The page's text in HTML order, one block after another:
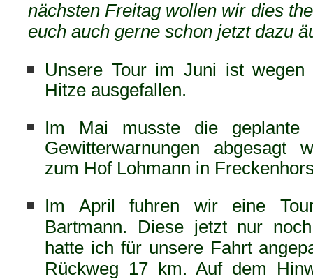
nächsten Freitag wollen wir dies
euch auch gerne schon jetzt dazu
Unsere Tour im Juni ist wegen
Hitze ausgefallen.
Im Mai musste die geplante
Gewitterwarnungen abgesagt
zum Hof Lohmann in
Im April fuhren wir eine
Bartmann. Diese jetzt nur
hatte ich für unsere Fahrt
Rückweg 17 km. Auf dem